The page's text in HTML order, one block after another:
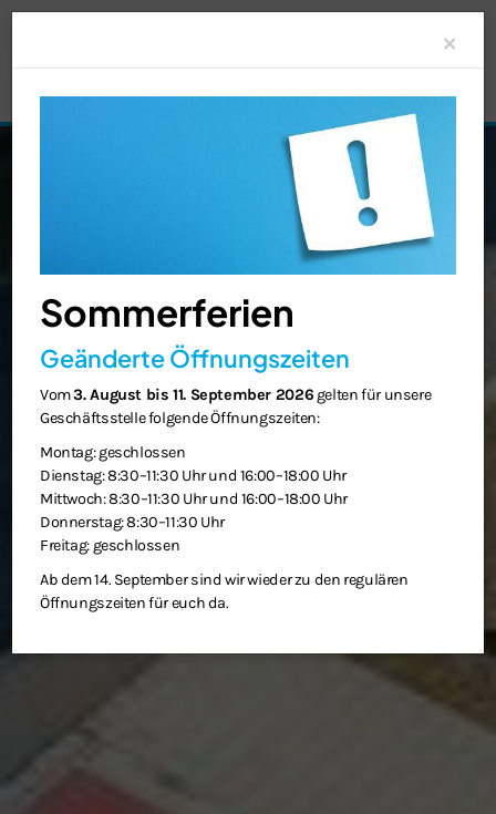
×
Sommerferien
Geänderte Öffnungszeiten
Vom3. August bis 11. September 2026 gelten für unsere
Geschäftsstelle folgende Öffnungszeiten:
Montag: geschlossen
Dienstag: 8:30–11:30 Uhr und 16:00–18:00 Uhr
Mittwoch: 8:30–11:30 Uhr und 16:00–18:00 Uhr
Donnerstag: 8:30–11:30 Uhr
Freitag: geschlossen
Ab dem 14. September sind wir wieder zu den regulären
Öffnungszeiten für euch da.